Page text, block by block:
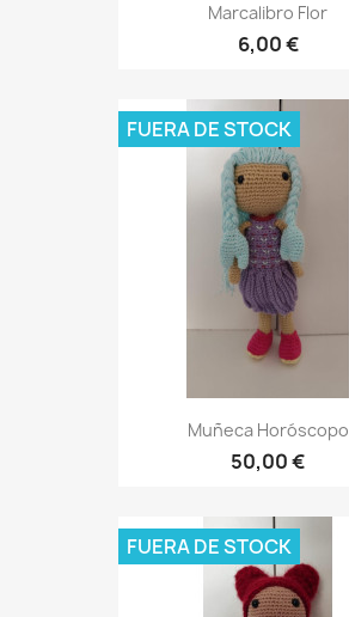
Marcalibro Flor
6,00 €
Muñeca Horóscopo
50,00 €
FUERA DE STOCK
FUERA DE STOCK